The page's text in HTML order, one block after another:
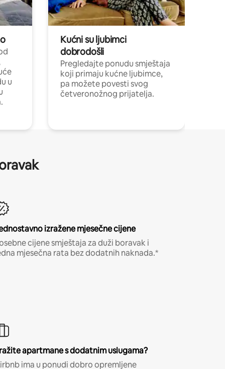
u
Kućni su ljubimci
dobrodošli
Pregledajte ponudu smještaja
koji primaju kućne ljubimce,
pa možete povesti svog
četveronožnog prijatelja.
izražene mjesečne cijene
cijene smještaja za duži boravak i
mjesečna rata bez dodatnih naknada.*
apartmane s dodatnim uslugama?
ima u ponudi dobro opremljene